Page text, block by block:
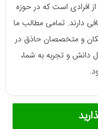
افرادی است که در حوزه
دارند. تمامی مطالب ما
و متخصصان حاذق در
دانش و تجربه به شما،